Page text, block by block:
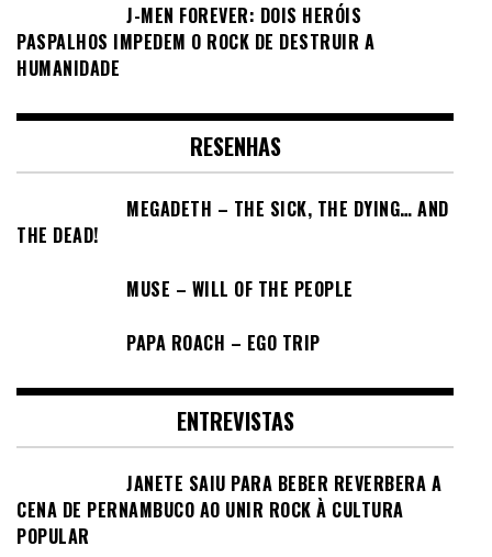
J-MEN FOREVER: DOIS HERÓIS
PASPALHOS IMPEDEM O ROCK DE DESTRUIR A
HUMANIDADE
RESENHAS
MEGADETH – THE SICK, THE DYING… AND
THE DEAD!
MUSE – WILL OF THE PEOPLE
PAPA ROACH – EGO TRIP
ENTREVISTAS
JANETE SAIU PARA BEBER REVERBERA A
CENA DE PERNAMBUCO AO UNIR ROCK À CULTURA
POPULAR